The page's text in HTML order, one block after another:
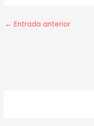
← Entrada anterior